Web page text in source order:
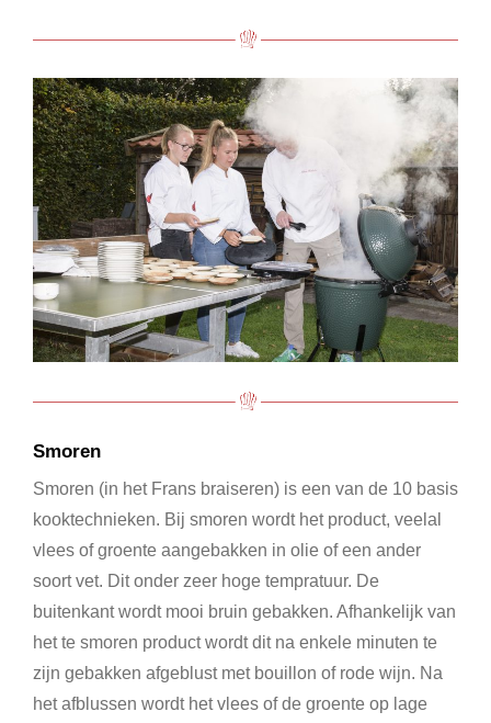
Smoren
Smoren (in het Frans braiseren) is een van de 10 basis
kooktechnieken. Bij smoren wordt het product, veelal
vlees of groente aangebakken in olie of een ander
soort vet. Dit onder zeer hoge tempratuur. De
buitenkant wordt mooi bruin gebakken. Afhankelijk van
het te smoren product wordt dit na enkele minuten te
zijn gebakken afgeblust met bouillon of rode wijn. Na
het afblussen wordt het vlees of de groente op lage